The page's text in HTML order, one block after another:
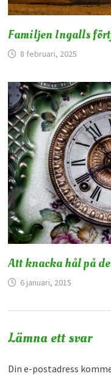
Familjen Ingalls
8 februari, 2025
Att knacka hål på
6 januari, 2015
Lämna ett svar
Din e-postadress